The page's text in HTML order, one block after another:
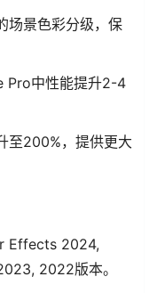
场景色彩分级，保
Pro中性能提升2-4
至200%，提供更大
Effects 2024,
2022版本。